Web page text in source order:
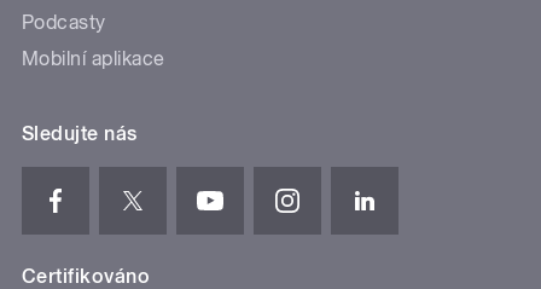
Podcasty
Mobilní aplikace
Sledujte nás
Certifikováno